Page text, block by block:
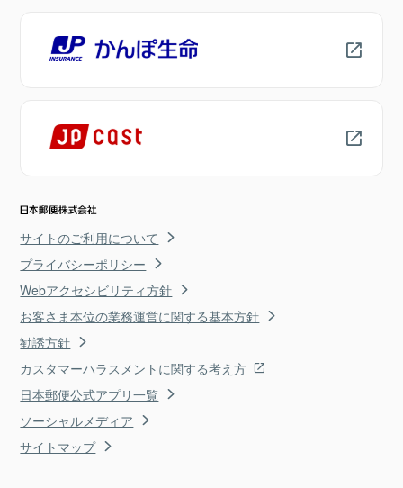
サイトのご利用について
プライバシーポリシー
Webアクセシビリティ方針
お客さま本位の業務運営に関する基本方針
勧誘方針
カスタマーハラスメントに関する考え方
日本郵便公式アプリ一覧
ソーシャルメディア
サイトマップ